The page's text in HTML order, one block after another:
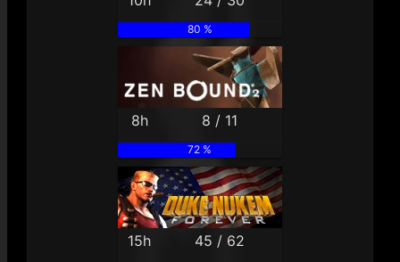
80 %
8h 8 / 11
72 %
15h 45 / 62